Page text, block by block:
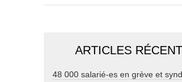
ARTICLES
48 000 salarié-es en grève et